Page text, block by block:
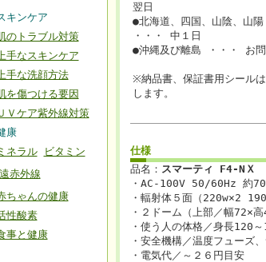
キンケア
のトラブル対策
手なスキンケア
手な洗顔方法
を傷つける要因
Ｖケア紫外線対策
康
ネラル
ビタミン
遠赤外線
ちゃんの健康
性酸素
事と健康
翌日
●北海道、四国、山陰、山陽
・・・ 中１日
●沖縄及び離島 ・・・ お問
※納品書、保証書用シール
します。
仕様
品名： スマーティ F4-NＸ
・AC-100V 50/60Hz 約
・輻射体５面（220w×2
・２ドーム（上部／幅
・使う人の体格／身長120
・安全機構／温度フューズ
・電気代／～２６円目安